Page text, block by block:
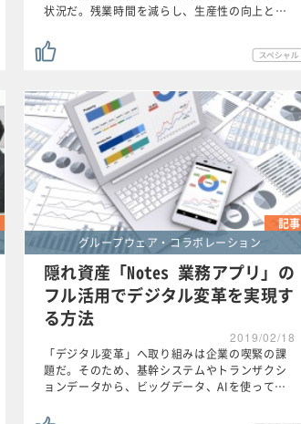
状況だ。残業時間を減らし、生産性の向上と…
記事
グループウェア・コラボレーション
隠れ資産「Notes 業務アプリ」の
フル活用でデジタル変革を実現す
る方法
2019/02/18
「デジタル変革」へ取り組みは企業の喫緊の課
題だ。そのため、基幹システムやトランザクシ
ョンデータから、ビッグデータ、AIを使って…